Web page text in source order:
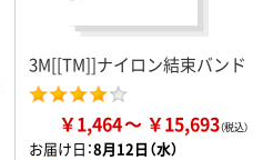
3M[[TM]]ナイロン結束バンド
￥1,464 ￥15,693
お届け日：8月12日（水）